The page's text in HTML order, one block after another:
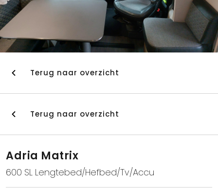
Terug naar overzicht
Terug naar overzicht
Adria Matrix
600 SL Lengtebed/Hefbed/Tv/Accu